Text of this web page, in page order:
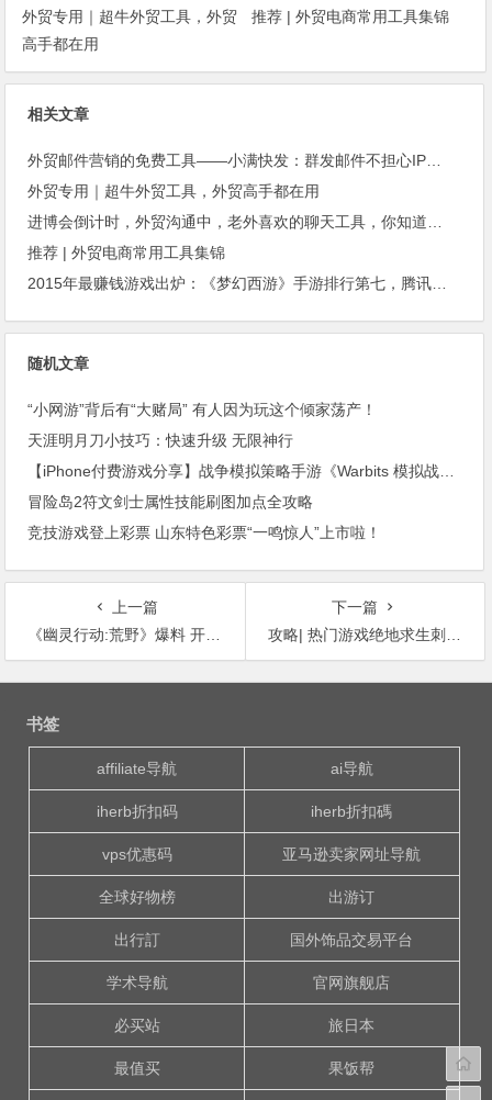
外贸专用｜超牛外贸工具，外贸
高手都在用
推荐 | 外贸电商常用工具集锦
相关文章
外贸专用｜超牛外贸工具，外贸高手都在用
推荐 | 外贸电商常用工具集锦
随机文章
“小网游”背后有“大赌局” 有人因为玩这个倾家荡产！
天涯明月刀小技巧：快速升级 无限神行
冒险岛2符文剑士属性技能刷图加点全攻略
竞技游戏登上彩票 山东特色彩票“一鸣惊人”上市啦！
上一篇
《幽灵行动:荒野》爆料 开发团队为创作走遍玻利维亚
下一篇
攻略| 热门游戏绝地求生刺激战场枪械全解析
文
书签
affiliate导航 ai导航
iherb折扣码 iherb折扣碼
vps优惠码 亚马逊卖家网址导航
全球好物榜 出游订
出行訂 国外饰品交易平台
学术导航 官网旗舰店
必买站 旅日本
最值买 果饭帮